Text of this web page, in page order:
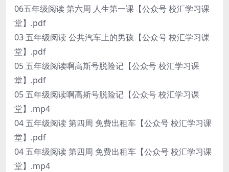
06五年级阅读 第六周 人生第一课【公众号 校汇学习课
堂】.pdf
03 五年级阅读 公共汽车上的男孩【公众号 校汇学习课
堂】.pdf
05 五年级阅读啊高斯号脱险记【公众号 校汇学习课
堂】.pdf
05 五年级阅读啊高斯号脱险记【公众号 校汇学习课
堂】.mp4
04 五年级阅读 第四周 免费出租车【公众号 校汇学习课
堂】.pdf
04 五年级阅读 第四周 免费出租车【公众号 校汇学习课
堂】.mp4